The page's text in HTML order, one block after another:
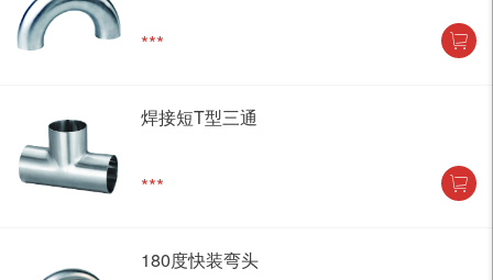
***
焊接短T型三通
***
180度快装弯头